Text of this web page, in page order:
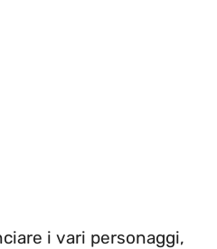
i vari personaggi,